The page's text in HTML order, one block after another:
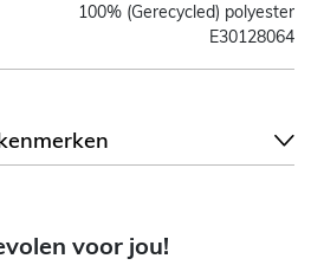
100% (Gerecycled) polyester
E30128064
voor jou!